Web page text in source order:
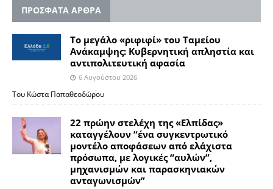
ΠΡΟΣΦΑΤΑ ΑΡΘΡΑ
Το μεγάλο «ριφιφί» του Ταμείου
Ανάκαμψης: Κυβερνητική απληστία και
αντιπολιτευτική αφασία
6 Αυγούστου 2026
Του Κώστα Παπαθεοδώρου
22 πρώην στελέχη της «Ελπίδας»
καταγγέλουν “ένα συγκεντρωτικό
μοντέλο αποφάσεων από ελάχιστα
πρόσωπα, με λογικές “αυλών”,
μηχανισμών και παρασκηνιακών
ανταγωνισμών”